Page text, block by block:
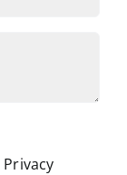
Privacy